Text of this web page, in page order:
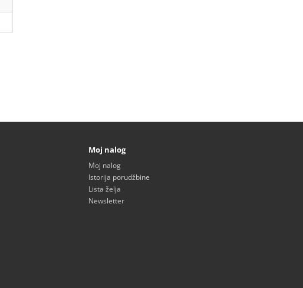
Moj nalog
Moj nalog
Istorija porudžbine
Lista želja
Newsletter